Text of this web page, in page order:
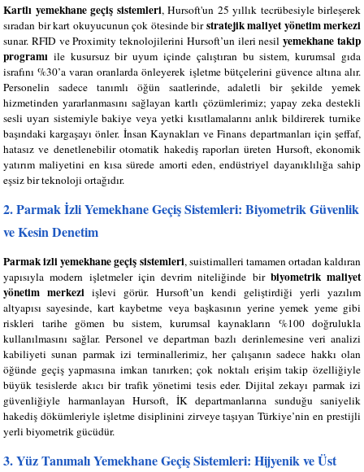
Kartlı yemekhane geçiş sistemleri, Hursoft'un 25 yıllık tecrübesiyle birleşerek
sıradan bir kart okuyucunun çok ötesinde birstratejik maliyet yönetim merkezi
sunar. RFID ve Proximity teknolojilerini Hursoft’un ileri nesilyemekhane takip
programı ile kusursuz bir uyum içinde çalıştıran bu sistem, kurumsal gıda
israfını %30’a varan oranlarda önleyerek işletme bütçelerini güvence altına alır.
Personelin sadece tanımlı öğün saatlerinde, adaletli bir şekilde yemek
hizmetinden yararlanmasını sağlayan kartlı çözümlerimiz; yapay zeka destekli
sesli uyarı sistemiyle bakiye veya yetki kısıtlamalarını anlık bildirerek turnike
başındaki kargaşayı önler. İnsan Kaynakları ve Finans departmanları için şeffaf,
hatasız ve denetlenebilir otomatik hakediş raporları üreten Hursoft, ekonomik
yatırım maliyetini en kısa sürede amorti eden, endüstriyel dayanıklılığa sahip
eşsiz bir teknoloji ortağıdır.
2. Parmak İzli Yemekhane Geçiş Sistemleri: Biyometrik Güvenlik
ve Kesin Denetim
Parmak izli yemekhane geçiş sistemleri, suistimalleri tamamen ortadan kaldıran
yapısıyla modern işletmeler için devrim niteliğinde bir biyometrik maliyet
yönetim merkezi işlevi görür. Hursoft’un kendi geliştirdiği yerli yazılım
altyapısı sayesinde, kart kaybetme veya başkasının yerine yemek yeme gibi
riskleri tarihe gömen bu sistem, kurumsal kaynakların %100 doğrulukla
kullanılmasını sağlar. Personel ve departman bazlı derinlemesine veri analizi
kabiliyeti sunan parmak izi terminallerimiz, her çalışanın sadece hakkı olan
öğünde geçiş yapmasına imkan tanırken; çok noktalı erişim takip özelliğiyle
büyük tesislerde akıcı bir trafik yönetimi tesis eder. Dijital zekayı parmak izi
güvenliğiyle harmanlayan Hursoft, İK departmanlarına sunduğu saniyelik
hakediş dökümleriyle işletme disiplinini zirveye taşıyan Türkiye’nin en prestijli
yerli biyometrik gücüdür.
3. Yüz Tanımalı Yemekhane Geçiş Sistemleri: Hijyenik ve Üst